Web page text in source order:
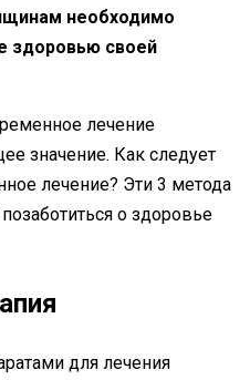
необходимо
здоровью своей
лечение
значение. Как следует
лечение? Эти 3 метода
о здоровье
для лечения